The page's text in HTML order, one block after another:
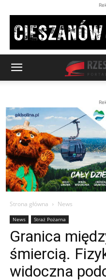
Strona główna News
News Straż Pożarna
Granica
śmiercią.
widoczna